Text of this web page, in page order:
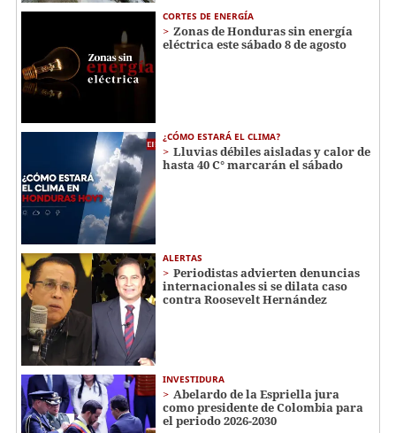
CORTES DE ENERGÍA
Zonas de Honduras sin energía
eléctrica este sábado 8 de agosto
¿CÓMO ESTARÁ EL CLIMA?
Lluvias débiles aisladas y calor de
hasta 40 C° marcarán el sábado
ALERTAS
Periodistas advierten denuncias
internacionales si se dilata caso
contra Roosevelt Hernández
INVESTIDURA
Abelardo de la Espriella jura
como presidente de Colombia para
el periodo 2026-2030